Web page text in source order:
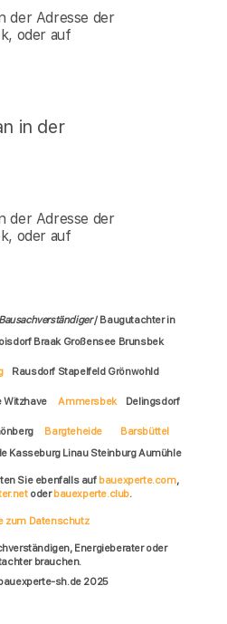
der Adresse der
oder auf
in der
der Adresse der
oder auf
Bausachverständiger/ Baugutachter in
Braak Großensee Brunsbek
Rausdorf Stapelfeld Grönwohld
Witzhave Ammersbek Delingsdorf
Bargteheide
Barsbüttel
Kasseburg Linau Steinburg Aumühle
Sie ebenfalls auf bauexperte.com,
oderbauexperte.club.
zum Datenschutz
Energieberater oder
brauchen.
sh.de 2025